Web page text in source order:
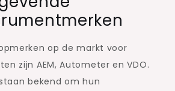
op de markt voor
zijn AEM, Autometer en VDO.
bekend om hun